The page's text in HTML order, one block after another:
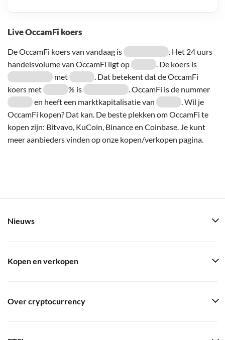
Live OccamFi koers
De OccamFi koers van vandaag is
. Het 24 uurs
handelsvolume van OccamFi ligt op
. De koers is
met
. Dat betekent dat de OccamFi
koers met
% is
. OccamFi is de nummer
en heeft een marktkapitalisatie van
. Wil je
OccamFi kopen? Dat kan. De beste plekken om OccamFi te
kopen zijn: Bitvavo, KuCoin, Binance en Coinbase. Je kunt
meer aanbieders vinden op onze kopen/verkopen pagina.
Nieuws
Kopen en verkopen
Over cryptocurrency